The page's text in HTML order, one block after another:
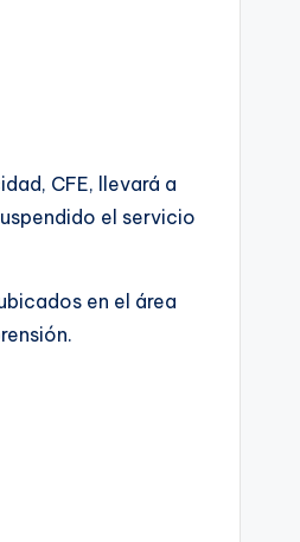
CFE, llevará a
el servicio
en el área